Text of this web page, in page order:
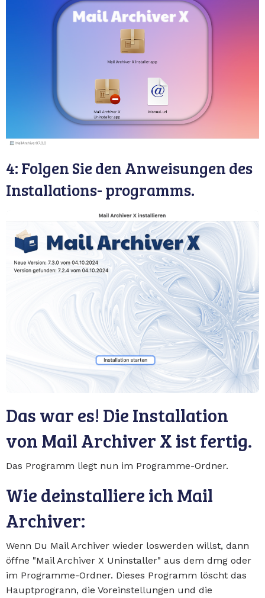
4: Folgen Sie den Anweisungen des
Installations- programms.
Das war es! Die Installation
von Mail Archiver X ist fertig.
Das Programm liegt nun im Programme-Ordner.
Wie deinstalliere ich Mail
Archiver:
Wenn Du Mail Archiver wieder loswerden willst, dann
öffne "Mail Archiver X Uninstaller" aus dem dmg oder
im Programme-Ordner. Dieses Programm löscht das
Hauptprogrann, die Voreinstellungen und die